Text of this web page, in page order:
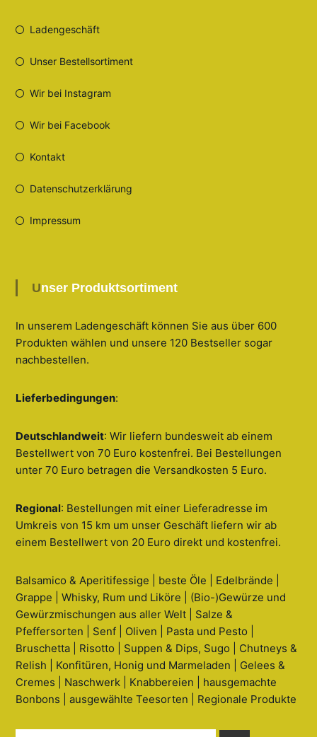
Ladengeschäft
Unser Bestellsortiment
Wir bei Instagram
Wir bei Facebook
Kontakt
Datenschutzerklärung
Impressum
Unser Produktsortiment
In unserem Ladengeschäft können Sie aus über 600
Produkten wählen und unsere 120 Bestseller sogar
nachbestellen.
Lieferbedingungen:
Deutschlandweit: Wir liefern bundesweit ab einem
Bestellwert von 70 Euro kostenfrei. Bei Bestellungen
unter 70 Euro betragen die Versandkosten 5 Euro.
Regional: Bestellungen mit einer Lieferadresse im
Umkreis von 15 km um unser Geschäft liefern wir ab
einem Bestellwert von 20 Euro direkt und kostenfrei.
Balsamico & Aperitifessige | beste Öle | Edelbrände |
Grappe | Whisky, Rum und Liköre | (Bio-)Gewürze und
Gewürzmischungen aus aller Welt | Salze &
Pfeffersorten | Senf | Oliven | Pasta und Pesto |
Bruschetta | Risotto | Suppen & Dips, Sugo | Chutneys &
Relish | Konfitüren, Honig und Marmeladen | Gelees &
Cremes | Naschwerk | Knabbereien | hausgemachte
Bonbons | ausgewählte Teesorten | Regionale Produkte